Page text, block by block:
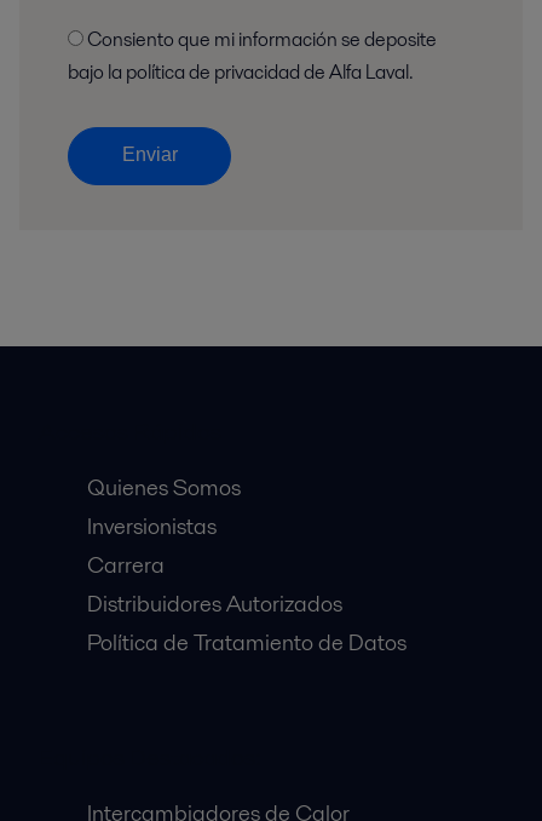
bajo la política de privacidad de Alfa Laval.
Enviar
Quienes Somos
Inversionistas
Carrera
Distribuidores Autorizados
Política de Tratamiento de Datos
Intercambiadores de Calor